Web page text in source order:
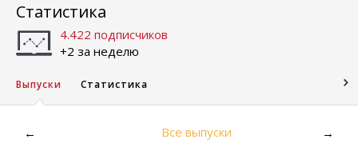
Статистика
4.422 подписчиков
+2 за неделю
Выпуски Статистика
← Все выпуски →